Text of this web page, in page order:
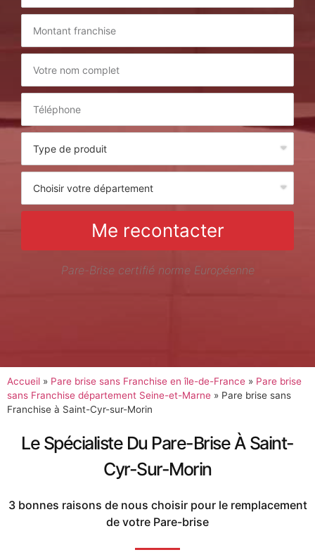
Me recontacter
Pare-Brise certifié norme Européenne
Accueil » Pare brise sans Franchise en île-de-France » Pare brise
sans Franchise département Seine-et-Marne » Pare brise sans
Franchise à Saint-Cyr-sur-Morin
Le Spécialiste Du Pare-Brise À Saint-
Cyr-Sur-Morin
3 bonnes raisons de nous choisir pour le remplacement
de votre Pare-brise